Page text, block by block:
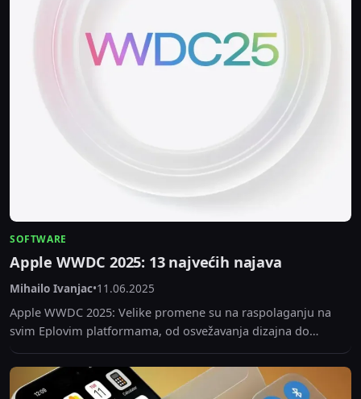
SOFTWARE
Apple WWDC 2025: 13 najvećih najava
Mihailo Ivanjac•11.06.2025
Apple WWDC 2025: Velike promene su na raspolaganju na
svim Eplovim platformama, od osvežavanja dizajna do
značajnih poboljšanja multitaskinga za iPad